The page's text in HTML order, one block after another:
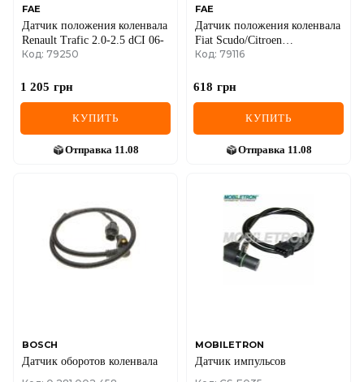
SMART
SSANGYONG
SUZUKI
TESLA
VOLVO
VW
FAE
Датчик положения коленвала
Renault Trafic 2.0-2.5 dCI 06-
Код: 79250
1 205 грн
КУПИТЬ
Отправка 11.08
FAE
Датчик положения коленвала
Fiat Scudo/Citroen
Berlingo/Jumper
Код: 79116
618 грн
КУПИТЬ
Отправка 11.08
BOSCH
Датчик оборотов коленвала
MOBILETRON
Датчик импульсов